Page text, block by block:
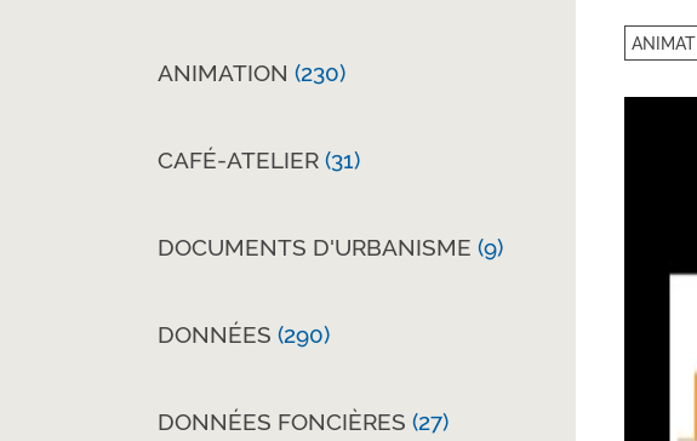
ANIMATION (230)
CAFÉ-ATELIER (31)
DOCUMENTS D'URBANISME (9)
DONNÉES (290)
DONNÉES FONCIÈRES (27)